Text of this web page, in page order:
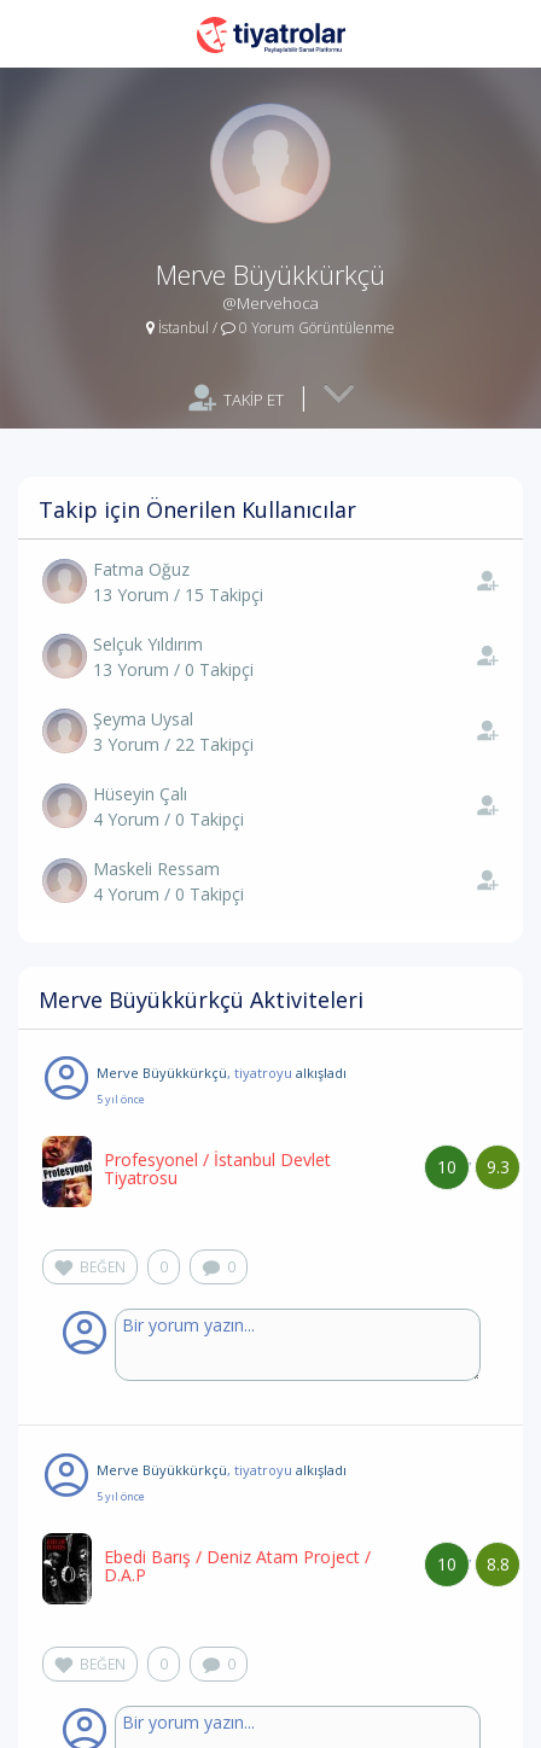
Merve Büyükkürkçü
@Mervehoca
İstanbul / 0 Yorum Görüntülenme
TAKİP ET |
Takip için Önerilen Kullanıcılar
Fatma Oğuz
13 Yorum / 15 Takipçi
Selçuk Yıldırım
13 Yorum / 0 Takipçi
Şeyma Uysal
3 Yorum / 22 Takipçi
Hüseyin Çalı
4 Yorum / 0 Takipçi
Maskeli Ressam
4 Yorum / 0 Takipçi
Merve Büyükkürkçü Aktiviteleri
Merve Büyükkürkçü, tiyatroyu alkışladı
5 yıl önce
9.3
/
10
Profesyonel / İstanbul Devlet
Tiyatrosu
BEĞEN 0 0
Merve Büyükkürkçü, tiyatroyu alkışladı
5 yıl önce
8.8
/
10
Ebedi Barış / Deniz Atam Project /
D.A.P
BEĞEN 0 0